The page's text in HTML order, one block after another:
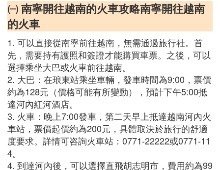
㈠ 南寧開往越南的火車攻略南寧開往越南
的火車
1. 可以直接從南寧前往越南，無需通過旅行社。首
先，需要持有護照和簽證才能購買車票。之後，可以
選擇乘坐大巴或火車前往越南。
2. 大巴：在琅東站乘坐車輛，發車時間為9:00，票價
約為128元（價格可能有所變動），預計下午5:00抵
達河內紅河酒店。
3. 火車：晚上7:00發車，第二天早上抵達越南河內火
車站，票價起價約為200元，具體取決於旅行的舒適
度要求。詳情可咨詢火車站：0771-22222或0771-11
4。
4. 到達河內後，可以選擇直飛胡志明市，費用約為99